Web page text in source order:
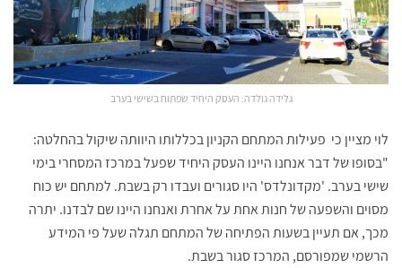
גלידה גולדה: העסק היחיד שפתוח בשישי בערב
לוי מציין כי פעילות המתחם הקניון בכללותו היוותה שיקול בהחלטה:
"בסופו של דבר אנחנו היינו העסק היחיד שפעל במרכז המסחרי בימי
שישי בערב. 'מקדונלדס' היו סגורים ועבדו רק בשבת. למתחם יש כוח
מסוים והשפעה של חנות אחת על אחרת ואנחנו היינו שם לבדנו. יתרה
מכך, אם תעיין בשעות הפתיחה של המתחם תגלה שעל פי המידע
הרשמי שמפורסם, המרכז סגור בשבת.